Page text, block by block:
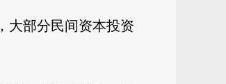
大部分民间资本投资